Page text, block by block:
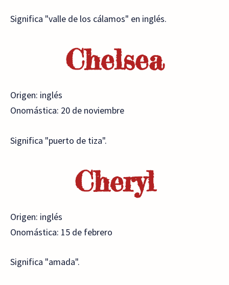
Significa "valle de los cálamos" en inglés.
Chelsea
Origen: inglés
Onomástica: 20 de noviembre
Significa "puerto de tiza".
Cheryl
Origen: inglés
Onomástica: 15 de febrero
Significa "amada".